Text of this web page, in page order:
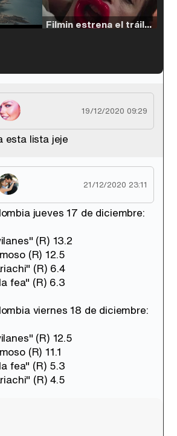
Unmute Filmin estrena el tráiler de 'Millennial Mal', su nueva comedia universitaria de la mano de Lorena Iglesias
'120 Minutos' celebra sus 2.000 programas en Telemadrid con un vídeo del día a día en la redacción
Tráiler de '33 días', la nueva serie de Atresplayer con Julián Villagrán y José Manuel Poga
19/12/2020 09:29
esta lista jeje
21/12/2020 23:11
jueves 17 de diciembre:
(R) 13.2
(R) 12.5
(R) 6.4
fea" (R) 6.3
viernes 18 de diciembre:
(R) 12.5
(R) 11.1
fea" (R) 5.3
(R) 4.5